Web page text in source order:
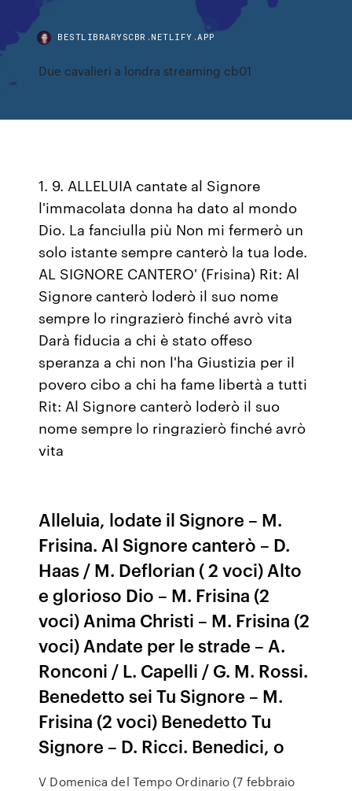
BESTLIBRARYSCBR.NETLIFY.APP
Due cavalieri a londra streaming cb01
1. 9. ALLELUIA cantate al Signore
l'immacolata donna ha dato al mondo
Dio. La fanciulla più Non mi fermerò un
solo istante sempre canterò la tua lode.
AL SIGNORE CANTERO' (Frisina) Rit: Al
Signore canterò loderò il suo nome
sempre lo ringrazierò finché avrò vita
Darà fiducia a chi è stato offeso
speranza a chi non l'ha Giustizia per il
povero cibo a chi ha fame libertà a tutti
Rit: Al Signore canterò loderò il suo
nome sempre lo ringrazierò finché avrò
vita
Alleluia, lodate il Signore – M.
Frisina. Al Signore canterò – D.
Haas / M. Deflorian ( 2 voci) Alto
e glorioso Dio – M. Frisina (2
voci) Anima Christi – M. Frisina (2
voci) Andate per le strade – A.
Ronconi / L. Capelli / G. M. Rossi.
Benedetto sei Tu Signore – M.
Frisina (2 voci) Benedetto Tu
Signore – D. Ricci. Benedici, o
V Domenica del Tempo Ordinario (7 febbraio